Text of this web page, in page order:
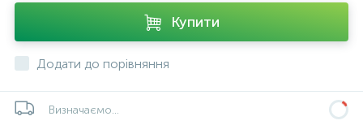
Купити
Додати до порівняння
Визначаємо...